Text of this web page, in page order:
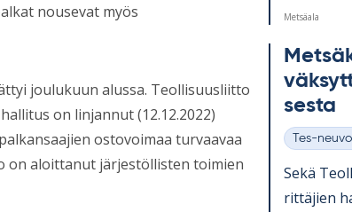
nousevat myös
joulukuun alussa. Teollisuusliitto
on linjannut (12.12.2022)
ostovoimaa turvaavaa
on aloittanut järjestöllisten toimien
Metsäala
sesta
Kategoriat
Tes-
Sekä
rit­tä­jien